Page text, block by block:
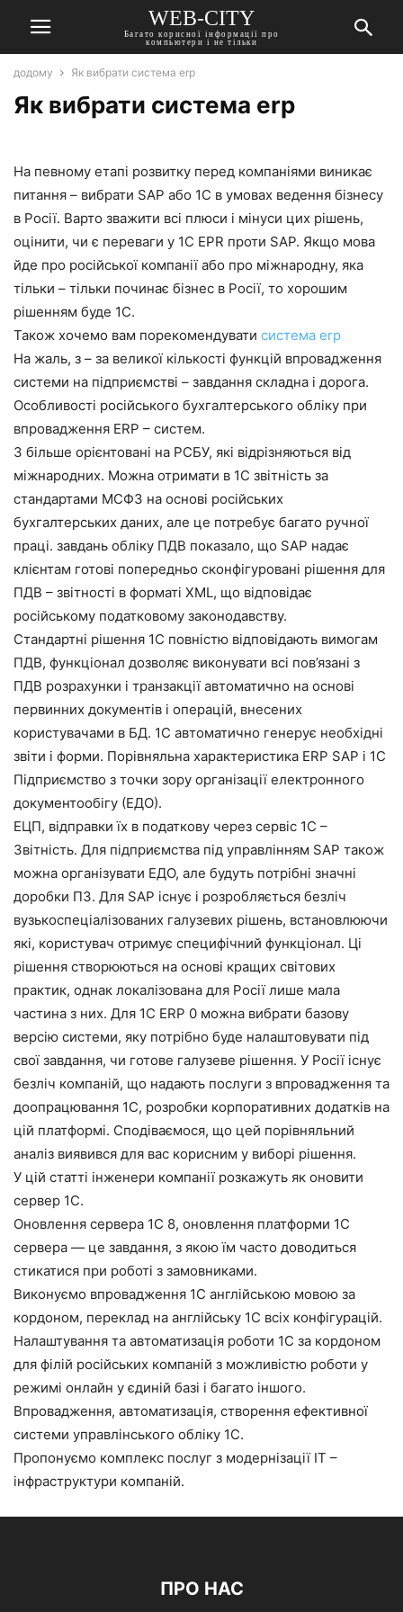
WEB-CITY
Багато корисної інформації про
компьютери і не тільки
додому Як вибрати система erp
Як вибрати система erp
На певному етапі розвитку перед компаніями виникає
питання – вибрати SAP або 1С в умовах ведення бізнесу
в Росії. Варто зважити всі плюси і мінуси цих рішень,
оцінити, чи є переваги у 1C EPR проти SAP. Якщо мова
йде про російської компанії або про міжнародну, яка
тільки – тільки починає бізнес в Росії, то хорошим
рішенням буде 1С.
Також хочемо вам порекомендувати система erp
На жаль, з – за великої кількості функцій впровадження
системи на підприємстві – завдання складна і дорога.
Особливості російського бухгалтерського обліку при
впровадження ERP – систем.
З більше орієнтовані на РСБУ, які відрізняються від
міжнародних. Можна отримати в 1С звітність за
стандартами МСФЗ на основі російських
бухгалтерських даних, але це потребує багато ручної
праці. завдань обліку ПДВ показало, що SAP надає
клієнтам готові попередньо сконфігуровані рішення для
ПДВ – звітності в форматі XML, що відповідає
російському податковому законодавству.
Стандартні рішення 1С повністю відповідають вимогам
ПДВ, функціонал дозволяє виконувати всі пов’язані з
ПДВ розрахунки і транзакції автоматично на основі
первинних документів і операцій, внесених
користувачами в БД. 1С автоматично генерує необхідні
звіти і форми. Порівняльна характеристика ERP SAP і 1С
Підприємство з точки зору організації електронного
документообігу (ЕДО).
ЕЦП, відправки їх в податкову через сервіс 1С –
Звітність. Для підприємства під управлінням SAP також
можна організувати ЕДО, але будуть потрібні значні
доробки ПЗ. Для SAP існує і розробляється безліч
вузькоспеціалізованих галузевих рішень, встановлюючи
які, користувач отримує специфічний функціонал. Ці
рішення створюються на основі кращих світових
практик, однак локалізована для Росії лише мала
частина з них. Для 1C ERP 0 можна вибрати базову
версію системи, яку потрібно буде налаштовувати під
свої завдання, чи готове галузеве рішення. У Росії існує
безліч компаній, що надають послуги з впровадження та
доопрацювання 1С, розробки корпоративних додатків на
цій платформі. Сподіваємося, що цей порівняльний
аналіз виявився для вас корисним у виборі рішення.
У цій статті інженери компанії розкажуть як оновити
сервер 1С.
Оновлення сервера 1С 8, оновлення платформи 1С
сервера — це завдання, з якою їм часто доводиться
стикатися при роботі з замовниками.
Виконуємо впровадження 1С англійською мовою за
кордоном, переклад на англійську 1С всіх конфігурацій.
Налаштування та автоматизація роботи 1С за кордоном
для філій російських компаній з можливістю роботи у
режимі онлайн у єдиній базі і багато іншого.
Впровадження, автоматизація, створення ефективної
системи управлінського обліку 1С.
Пропонуємо комплекс послуг з модернізації ІТ –
інфраструктури компаній.
ПРО НАС